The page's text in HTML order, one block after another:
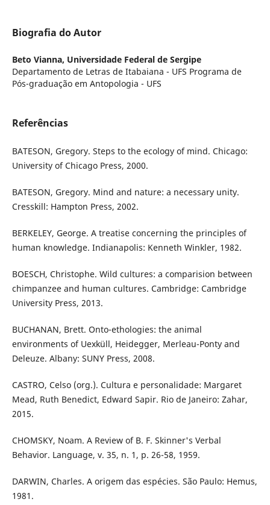
Biografia do Autor
Beto Vianna, Universidade Federal de Sergipe
Departamento de Letras de Itabaiana - UFS Programa de
Pós-graduação em Antopologia - UFS
Referências
BATESON, Gregory. Steps to the ecology of mind. Chicago:
University of Chicago Press, 2000.
BATESON, Gregory. Mind and nature: a necessary unity.
Cresskill: Hampton Press, 2002.
BERKELEY, George. A treatise concerning the principles of
human knowledge. Indianapolis: Kenneth Winkler, 1982.
BOESCH, Christophe. Wild cultures: a comparision between
chimpanzee and human cultures. Cambridge: Cambridge
University Press, 2013.
BUCHANAN, Brett. Onto-ethologies: the animal
environments of Uexküll, Heidegger, Merleau-Ponty and
Deleuze. Albany: SUNY Press, 2008.
CASTRO, Celso (org.). Cultura e personalidade: Margaret
Mead, Ruth Benedict, Edward Sapir. Rio de Janeiro: Zahar,
2015.
CHOMSKY, Noam. A Review of B. F. Skinner's Verbal
Behavior. Language, v. 35, n. 1, p. 26-58, 1959.
DARWIN, Charles. A origem das espécies. São Paulo: Hemus,
1981.